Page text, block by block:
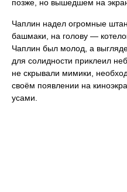
позже, но вышедшем на
Чаплин надел огромные
башмаки, на голову —
Чаплин был молод, а
для солидности приклеил
не скрывали мимики,
своём появлении на
усами.